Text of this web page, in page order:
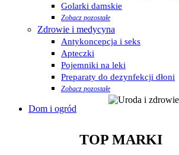
Golarki damskie
Zobacz pozostałe
Zdrowie i medycyna
Antykoncepcja i seks
Apteczki
Pojemniki na leki
Preparaty do dezynfekcji dłoni
Zobacz pozostałe
Dom i ogród
TOP MARKI